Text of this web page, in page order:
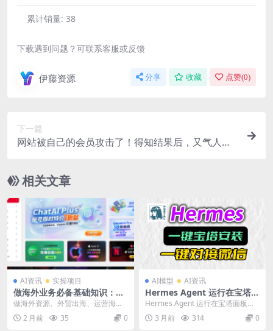
累计销量: 38
下载遇到问题？可联系客服或反馈
伊藤资源 分享 收藏 点赞(0)
下一篇
网站被自己的会员攻击了！得知结果后，又气人，
相关文章
AI资讯 实操项目
做海外业务必备基础知识：海
外账号注册与使用入门
做海外资源、外贸出海、运营海外
App，都绕不开海外账号这个基础
设施。这篇文章从...
2 月前 35 0
AI模型 AI资讯
Hermes Agent 运行在宝塔面
板上快速部署 – 10分钟开合即
用
Hermes Agent 运行在宝塔面板上
快速部署-10分钟开合即用！小白轻
松搞...3 月前 314 0